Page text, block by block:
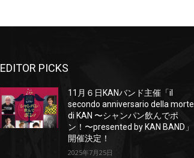
EDITOR PICKS
11月６日KANバンド主催「il
secondo anniversario della morte
di KAN 〜シャンパン飲んでポ
ン！〜presented by KAN BAND」
開催決定！
2025年7月25日